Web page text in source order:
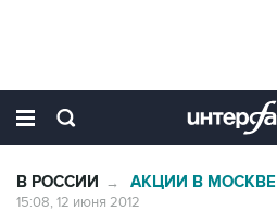
В РОССИИ → АКЦИИ В
15:08, 12 июня 2012